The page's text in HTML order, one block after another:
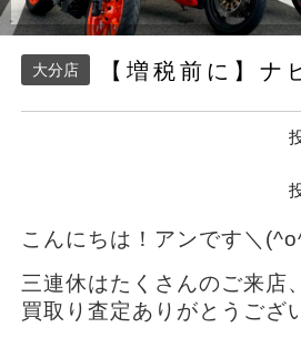
大分店 【増税前に】ナ
こんにちは！アンです＼
三連休はたくさんのご来店、
買取り査定ありがとうござ